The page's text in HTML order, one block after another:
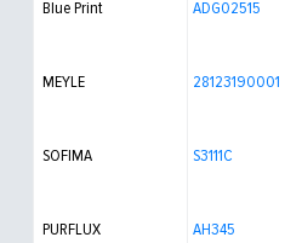
Blue Print ADG02515
MEYLE 28123190001
SOFIMA S3111C
PURFLUX AH345